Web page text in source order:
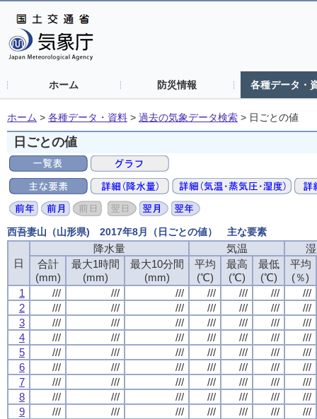
ホーム 防災情報 各種データ・
ホーム > 各種データ・資料 > 過去の気象データ検索 > 日ごとの値
日ごとの値
西吾妻山（山形県) 2017年8月（日ごとの値） 主な要素
日
降水量 気温
合計
(mm)
最大1時間
(mm)
最大10分間
(mm)
平均
(℃)
最高
(℃)
最低
(℃)
平均
(％)
1
/// /// /// /// /// ///
///
2
/// /// /// /// /// ///
///
3
/// /// /// /// /// ///
///
4
/// /// /// /// /// ///
///
5
/// /// /// /// /// ///
///
6
/// /// /// /// /// ///
///
7
/// /// /// /// /// ///
///
8
/// /// /// /// /// ///
///
9
/// /// /// /// /// ///
///